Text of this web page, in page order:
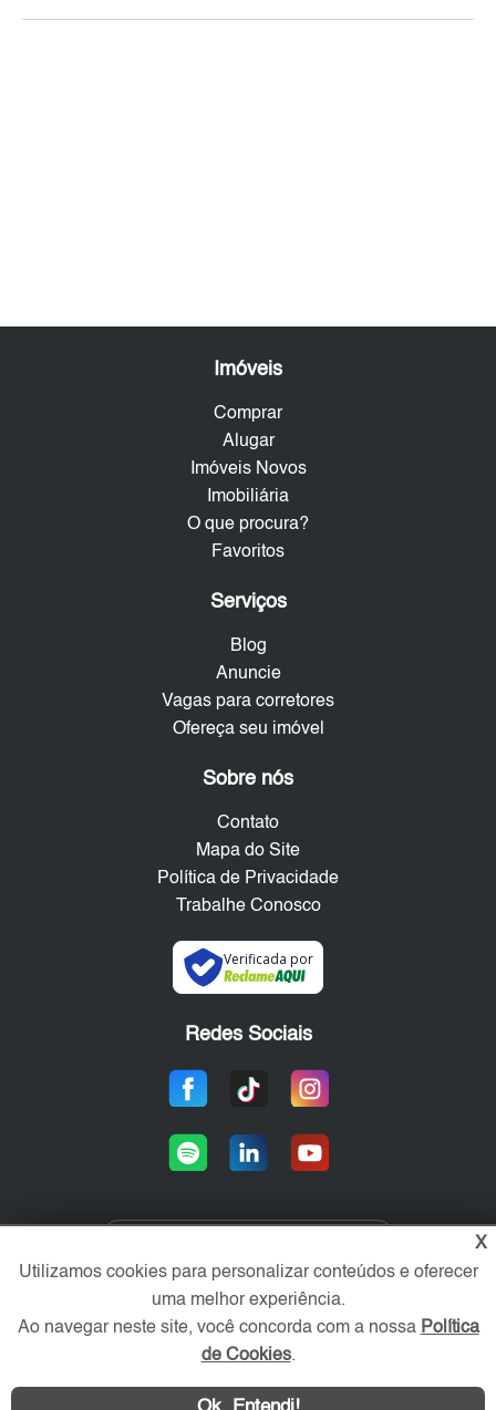
Imóveis
Comprar
Alugar
Imóveis Novos
Imobiliária
O que procura?
Favoritos
Serviços
Blog
Anuncie
Vagas para corretores
Ofereça seu imóvel
Sobre nós
Contato
Mapa do Site
Política de Privacidade
Trabalhe Conosco
Verificada por
Redes Sociais
Área exclusiva aos anunciantes,
acesse sua conta:
X
Utilizamos cookies para personalizar conteúdos e oferecer
uma melhor experiência.
Ao navegar neste site, você concorda com a nossa Política
de Cookies.